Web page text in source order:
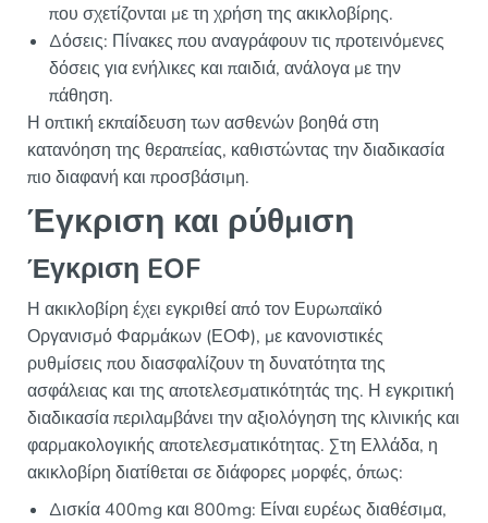
που σχετίζονται με τη χρήση της ακικλοβίρης.
Δόσεις: Πίνακες που αναγράφουν τις προτεινόμενες
δόσεις για ενήλικες και παιδιά, ανάλογα με την
πάθηση.
Η οπτική εκπαίδευση των ασθενών βοηθά στη
κατανόηση της θεραπείας, καθιστώντας την διαδικασία
πιο διαφανή και προσβάσιμη.
Έγκριση και ρύθμιση
Έγκριση EOF
Η ακικλοβίρη έχει εγκριθεί από τον Ευρωπαϊκό
Οργανισμό Φαρμάκων (ΕΟΦ), με κανονιστικές
ρυθμίσεις που διασφαλίζουν τη δυνατότητα της
ασφάλειας και της αποτελεσματικότητάς της. Η εγκριτική
διαδικασία περιλαμβάνει την αξιολόγηση της κλινικής και
φαρμακολογικής αποτελεσματικότητας. Στη Ελλάδα, η
ακικλοβίρη διατίθεται σε διάφορες μορφές, όπως:
Δισκία 400mg και 800mg: Είναι ευρέως διαθέσιμα,